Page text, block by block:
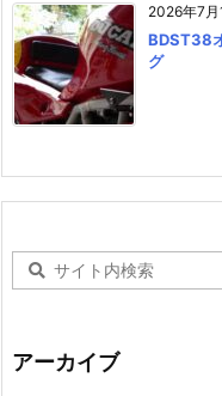
2026年7月
BDST38
グ
アーカイブ